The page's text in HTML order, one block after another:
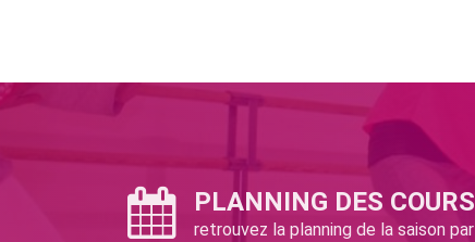
PLANNING DES COURS
retrouvez la planning de la saison par